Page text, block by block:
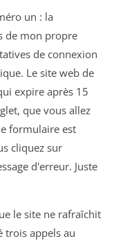
un : la
de mon propre
de connexion
Le site web de
expire après 15
que vous allez
formulaire est
cliquez sur
d'erreur. Juste
le site ne rafraîchit
trois appels au